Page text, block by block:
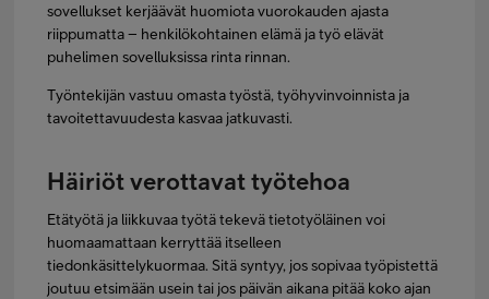
sovellukset kerjäävät huomiota vuorokauden ajasta
riippumatta – henkilökohtainen elämä ja työ elävät
puhelimen sovelluksissa rinta rinnan.
Työntekijän vastuu omasta työstä, työhyvinvoinnista ja
tavoitettavuudesta kasvaa jatkuvasti.
Häiriöt verottavat työtehoa
Etätyötä ja liikkuvaa työtä tekevä tietotyöläinen voi
huomaamattaan kerryttää itselleen
tiedonkäsittelykuormaa. Sitä syntyy, jos sopivaa työpistettä
joutuu etsimään usein tai jos päivän aikana pitää koko ajan